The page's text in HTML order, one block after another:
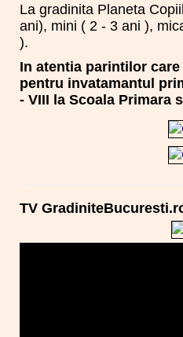
La gradinita Planeta
ani), mini ( 2 - 3 ani ),
).
In atentia parintilor
pentru invatamantul
- VIII la Scoala Primara
TV